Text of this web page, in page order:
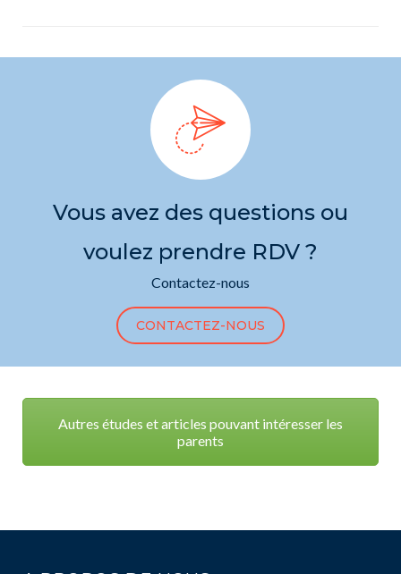
Vous avez des questions ou
voulez prendre RDV ?
Contactez-nous
CONTACTEZ-NOUS
Autres études et articles pouvant intéresser les
parents